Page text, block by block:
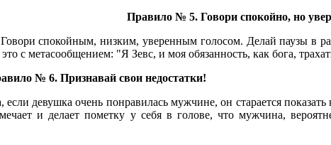
Правило № 5. Говори спокойно, но
спокойным, низким, уверенным голосом. Делай паузы в
с метасообщением: "Я Зевс, и моя обязанность, как бога,
№ 6. Признавай свои недостатки!
девушка очень понравилась мужчине, он старается
и делает пометку у себя в голове, что мужчина,